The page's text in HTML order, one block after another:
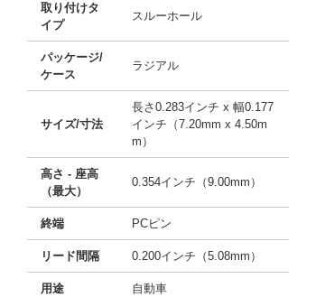
取り付けタ
イプ
スルーホール
パッケージ/
ケース
ラジアル
サイズ/寸法
長さ0.283インチ x 幅0.177
インチ（7.20mm x 4.50m
m）
高さ - 座高
（最大）
0.354インチ（9.00mm）
終端 PCピン
リード間隔 0.200インチ（5.08mm）
用途 自動車